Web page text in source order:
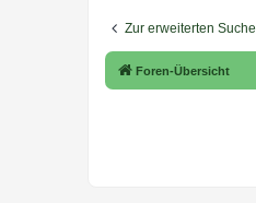
Zur erweiterten Suche
Foren-Übersicht